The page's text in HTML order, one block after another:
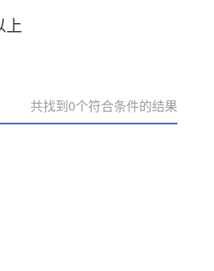
上
共找到0个符合条件的结果